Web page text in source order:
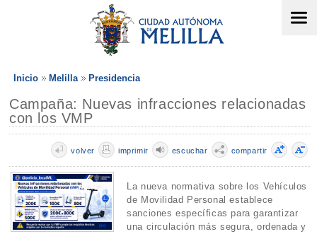
Inicio Melilla Presidencia
Campaña: Nuevas infracciones relacionadas
con los VMP
compartir
escuchar
imprimir
volver
La nueva normativa sobre los Vehículos
de Movilidad Personal establece
sanciones específicas para garantizar
una circulación más segura, ordenada y